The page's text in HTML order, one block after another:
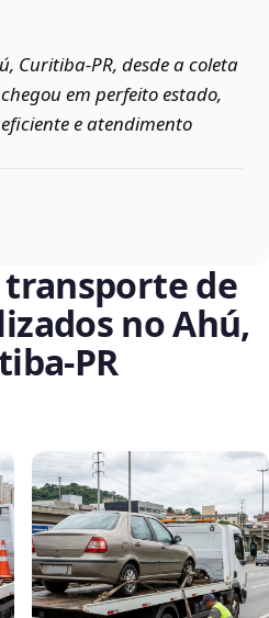
Curitiba‑PR, desde a coleta
em perfeito estado,
e atendimento
transporte de
no Ahú,